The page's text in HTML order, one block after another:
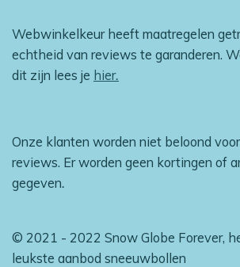
Webwinkelkeur heeft maatregelen
echtheid van reviews te garanderen.
dit zijn lees je hier.
Onze klanten worden niet beloond
reviews. Er worden geen kortingen of
gegeven.
© 2021 - 2022 Snow Globe Forever,
leukste aanbod sneeuwbollen